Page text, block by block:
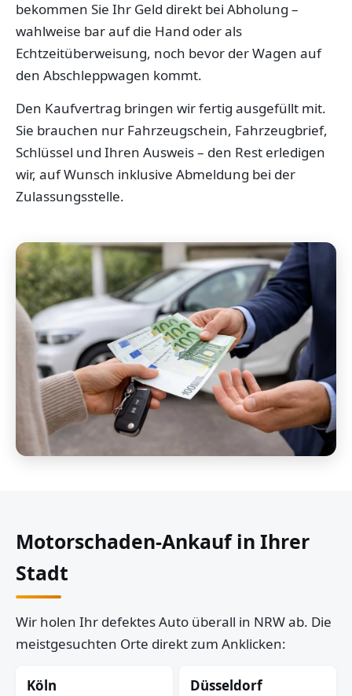
bekommen Sie Ihr Geld direkt bei Abholung –
wahlweise bar auf die Hand oder als
Echtzeitüberweisung, noch bevor der Wagen auf
den Abschleppwagen kommt.
Den Kaufvertrag bringen wir fertig ausgefüllt mit.
Sie brauchen nur Fahrzeugschein, Fahrzeugbrief,
Schlüssel und Ihren Ausweis – den Rest erledigen
wir, auf Wunsch inklusive Abmeldung bei der
Zulassungsstelle.
Motorschaden-Ankauf in Ihrer
Stadt
Wir holen Ihr defektes Auto überall in NRW ab. Die
meistgesuchten Orte direkt zum Anklicken:
Köln Düsseldorf